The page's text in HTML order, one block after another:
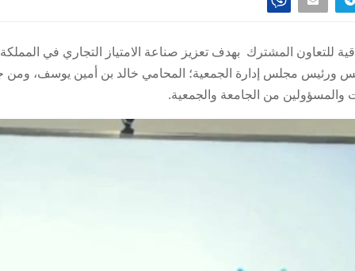
للتعاون المشترك بهدف تعزيز صناعة الامتياز التجاري في المملكة
ورئيس مجلس إدارة الجمعية؛ المحامي خالد بن أمين يوسف، ومن
والمسؤولين من الجامعة والجمعية.